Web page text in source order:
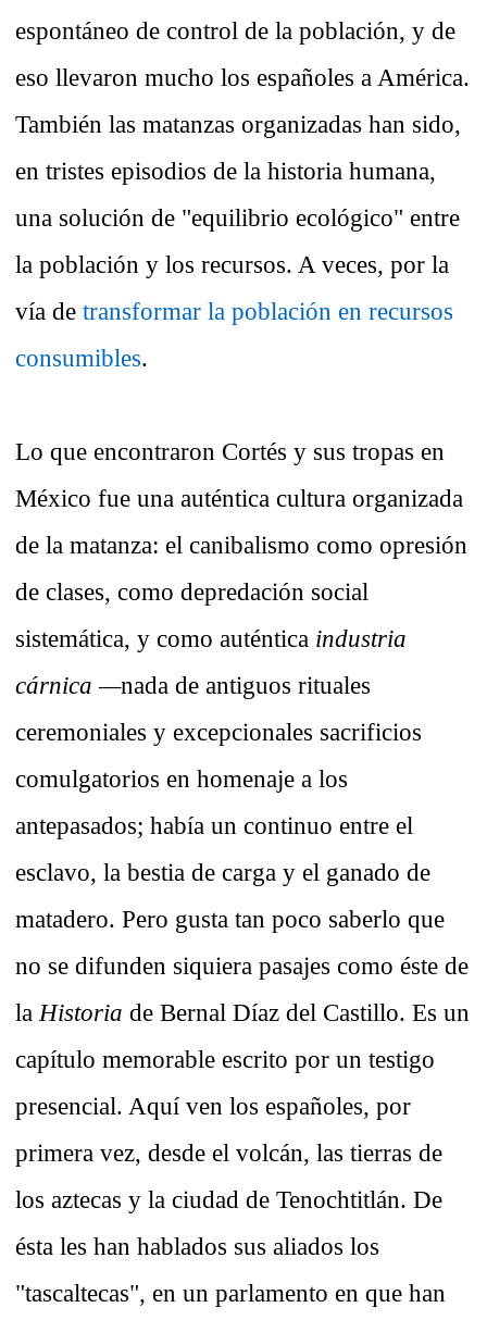
espontáneo de control de la población, y de
eso llevaron mucho los españoles a América.
También las matanzas organizadas han sido,
en tristes episodios de la historia humana,
una solución de "equilibrio ecológico" entre
la población y los recursos. A veces, por la
vía de transformar la población en recursos
consumibles.
Lo que encontraron Cortés y sus tropas en
México fue una auténtica cultura organizada
de la matanza: el canibalismo como opresión
de clases, como depredación social
sistemática, y como auténtica industria
cárnica —nada de antiguos rituales
ceremoniales y excepcionales sacrificios
comulgatorios en homenaje a los
antepasados; había un continuo entre el
esclavo, la bestia de carga y el ganado de
matadero. Pero gusta tan poco saberlo que
no se difunden siquiera pasajes como éste de
la Historia de Bernal Díaz del Castillo. Es un
capítulo memorable escrito por un testigo
presencial. Aquí ven los españoles, por
primera vez, desde el volcán, las tierras de
los aztecas y la ciudad de Tenochtitlán. De
ésta les han hablados sus aliados los
"tascaltecas", en un parlamento en que han